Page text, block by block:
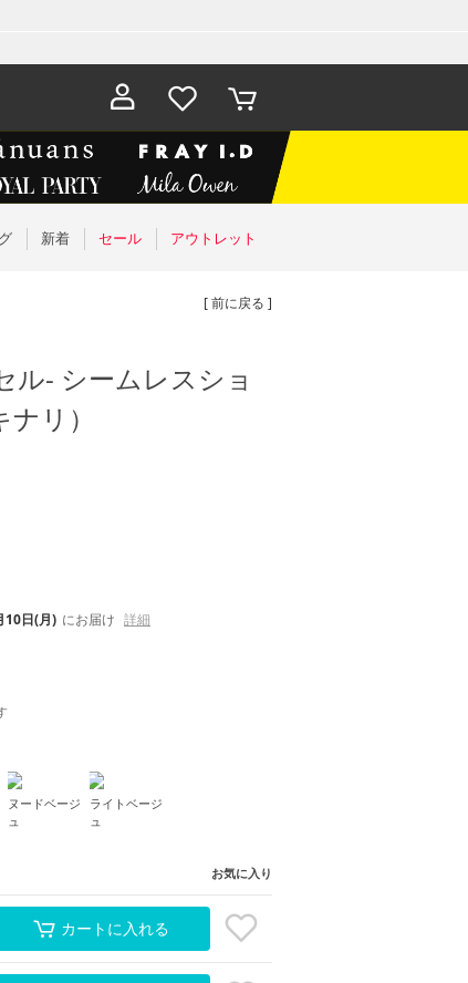
お気に入
り
カート
新着 セール アウトレット
[ 前に戻る ]
ル- シームレスショ
リ）
10日(月) にお届け 詳細
ヌードベージ
ュ
ライトベージ
ュ
お気に入り
カートに入れる